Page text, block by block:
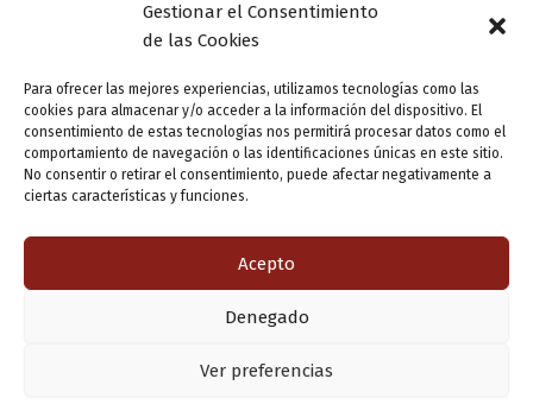
Gestionar el Consentimiento
de las Cookies
Para ofrecer las mejores experiencias, utilizamos tecnologías como las
cookies para almacenar y/o acceder a la información del dispositivo. El
consentimiento de estas tecnologías nos permitirá procesar datos como el
comportamiento de navegación o las identificaciones únicas en este sitio.
No consentir o retirar el consentimiento, puede afectar negativamente a
ciertas características y funciones.
Acepto
Denegado
Ver preferencias
Charla comunera: «Valladolid Comunera.
Historia y organización vecinal en la villa de
Valladolid a comienzos del siglo XVI».
Presentación editorial:
«Deseo de no ser yo»
(poemario), de Pilar
Copyright © 2026 Valladolid en su titna